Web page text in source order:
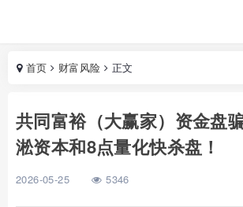
首页 财富风险 正文
共同富裕（大赢家）资金盘
淞资本和8点量化快杀盘！
2026-05-25 5346